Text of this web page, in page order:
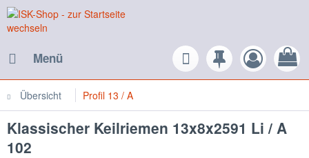
Menü
Übersicht Profil 13 / A
Klassischer Keilriemen 13x8x2591 Li / A
102